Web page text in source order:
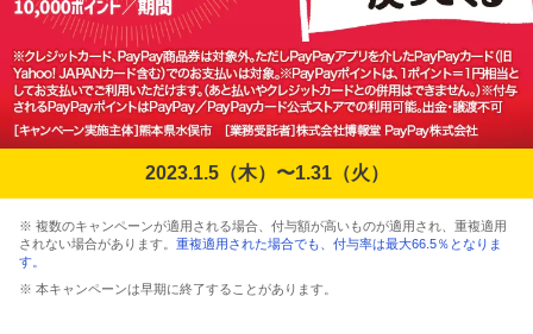
2023.1.5（木）〜1.31（火）
※ 複数のキャンペーンが適用される場合、付与額が高いものが適用され、重複適用
されない場合があります。 重複適用された場合でも、付与率は最大66.5％となりま
す。
※ 本キャンペーンは早期に終了することがあります。